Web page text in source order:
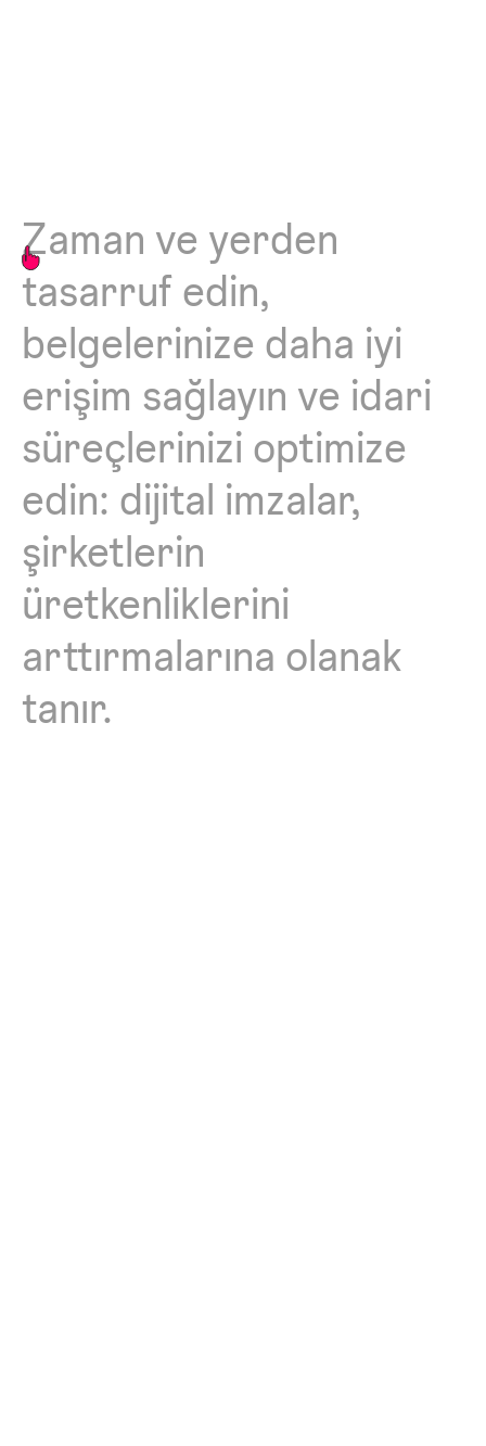
Zaman ve yerden
tasarrufedin,
belgelerinize daha iyi
erişim sağlayın ve idari
süreçlerinizi optimize
edin: dijital imzalar,
şirketlerin
üretkenliklerini
arttırmalarına olanak
tanır.